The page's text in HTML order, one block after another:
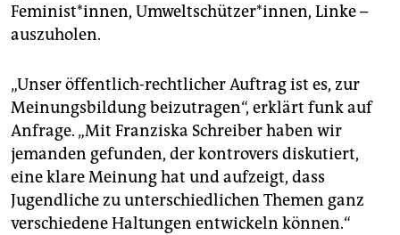
Feminist*innen, Umweltschützer*innen, Linke –
auszuholen.
„Unser öffentlich-rechtlicher Auftrag ist es, zur
Meinungsbildung beizutragen“, erklärt funk auf
Anfrage. „Mit Franziska Schreiber haben wir
jemanden gefunden, der kontrovers diskutiert,
eine klare Meinung hat und aufzeigt, dass
Jugendliche zu unterschiedlichen Themen ganz
verschiedene Haltungen entwickeln können.“